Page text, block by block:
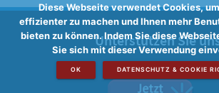
Unterstützen Sie
Diese Webseite verwendet Cookies,
effizienter zu machen und Ihnen mehr
bieten zu können. Indem Sie diese
Sie sich mit dieser Verwendung
OK DATENSCHUTZ & COOKIE